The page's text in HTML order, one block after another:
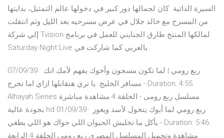
السيرة الذاتية. كان لجمالها دور كبير في دخولها عالم التمثيل، بدايتها
من المسرح مع خالد جلال في عرض مسرحيه بعد الليل وثم انتقلت
إلي شركة Tvision لمالكها المنتج طارق الجنايني للعمل في برنامج
Saturday Night Live بالعربي كما شاركت في
07/09/39 · ربع رومي | لما تكون مسجون وأخوك يفهم لأمك انك
مسافر الخليج. يا تري هتقابلها ازاي اما تخرج - Duration: 4:55.
Alhayah Series مسلسل ربع رومى - الحلقة 4 مشاهدة مباشرة
بجودة عالية hd 01/09/39 · ربع رومي لما أبوك يتحول لأسد ويعوز
يأكل ما تخليش الحيوان اللي جواك هو اللي يطغي - Duration: 5:46.
مشاهدة وتحميل المسلسل المصري ربع رومي الحلقة 4 الرابعة